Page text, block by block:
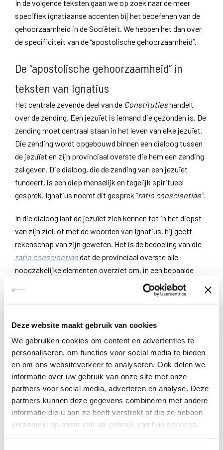
Deze website maakt gebruik van cookies
We gebruiken cookies om content en advertenties te
personaliseren, om functies voor social media te bieden
en om ons websiteverkeer te analyseren. Ook delen we
informatie over uw gebruik van onze site met onze
partners voor social media, adverteren en analyse. Deze
partners kunnen deze gegevens combineren met andere
informatie die u aan ze heeft verstrekt of die ze hebben
verzameld op basis van uw gebruik van hun services.
In de volgende teksten gaan we op zoek naar de meer
specifiek ignatiaanse accenten bij het beoefenen van de
gehoorzaamheid in de Sociëteit. We hebben het dan over
de specificiteit van de “apostolische gehoorzaamheid”.
De “apostolische gehoorzaamheid” in
teksten van Ignatius
Het centrale zevende deel van de Constitutieshandelt
over de zending. Een jezuïet is iemand die gezonden is. De
zending moet centraal staan in het leven van elke jezuïet.
Die zending wordt opgebouwd binnen een dialoog tussen
de jezuïet en zijn provinciaal overste die hem een zending
zal geven. Die dialoog, die de zending van een jezuïet
fundeert, is een diep menselijk en tegelijk spiritueel
gesprek. Ignatius noemt dit gesprek “ratio conscientiae”.
In die dialoog laat de jezuïet zich kennen tot in het diepst
van zijn ziel, of met de woorden van Ignatius, hij geeft
rekenschap van zijn geweten. Het is de bedoeling van die
ratio conscientiaedat de provinciaal overste alle
noodzakelijke elementen overziet om, in een bepaalde
concrete situatie, aan een medebroeder de juiste zending
te geven, zodat zijn zending tot grotere eer van God zal
Het belang van zo’n dialoog blijkt ook uit een andere tekst.
Op 29 mei 1555 stuurt Juan de Polanco, secretaris van
Ignatius, een instructie naar de gehele Sociëteit, die als
titel heeft: Hoe een zaak regelen met de overste. De
instructie betreft de
teksten en de praktijk van Ignatius.
De inhoud van Ignatius’ instructie
Ziehier enkele punten uit die instructie. Wanneer een